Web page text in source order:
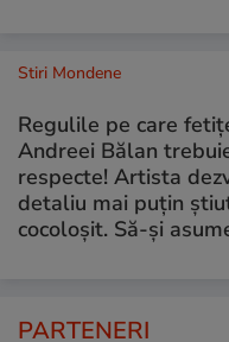
Stiri Mondene
Regulile pe care
Andreei Bălan
respecte! Artista
detaliu mai puțin
cocoloșit. Să-și
PARTENERI